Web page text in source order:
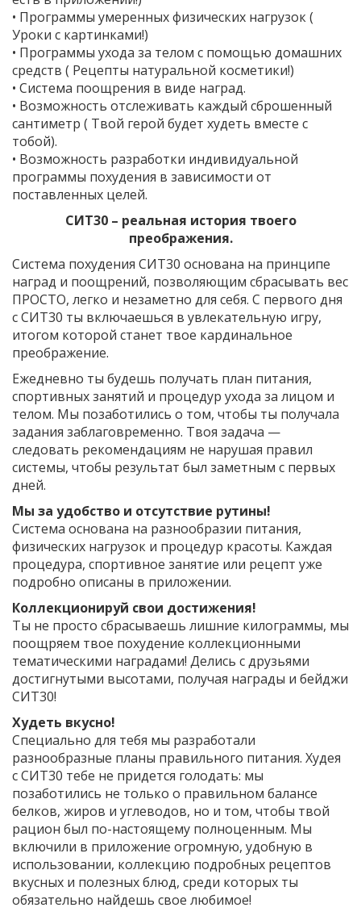
• Программы умеренных физических нагрузок (
Уроки с картинками!)
• Программы ухода за телом с помощью домашних
средств ( Рецепты натуральной косметики!)
• Система поощрения в виде наград.
• Возможность отслеживать каждый сброшенный
сантиметр ( Твой герой будет худеть вместе с
тобой).
• Возможность разработки индивидуальной
программы похудения в зависимости от
поставленных целей.
СИТ30 – реальная история твоего
преображения.
Система похудения СИТ30 основана на принципе
наград и поощрений, позволяющим сбрасывать вес
ПРОСТО, легко и незаметно для себя. С первого дня
с СИТ30 ты включаешься в увлекательную игру,
итогом которой станет твое кардинальное
преображение.
Ежедневно ты будешь получать план питания,
спортивных занятий и процедур ухода за лицом и
телом. Мы позаботились о том, чтобы ты получала
задания заблаговременно. Твоя задача —
следовать рекомендациям не нарушая правил
системы, чтобы результат был заметным с первых
дней.
Мы за удобство и отсутствие рутины!
Система основана на разнообразии питания,
физических нагрузок и процедур красоты. Каждая
процедура, спортивное занятие или рецепт уже
подробно описаны в приложении.
Коллекционируй свои достижения!
Ты не просто сбрасываешь лишние килограммы, мы
поощряем твое похудение коллекционными
тематическими наградами! Делись с друзьями
достигнутыми высотами, получая награды и бейджи
СИТ30!
Худеть вкусно!
Специально для тебя мы разработали
разнообразные планы правильного питания. Худея
с СИТ30 тебе не придется голодать: мы
позаботились не только о правильном балансе
белков, жиров и углеводов, но и том, чтобы твой
рацион был по-настоящему полноценным. Мы
включили в приложение огромную, удобную в
использовании, коллекцию подробных рецептов
вкусных и полезных блюд, среди которых ты
обязательно найдешь свое любимое!